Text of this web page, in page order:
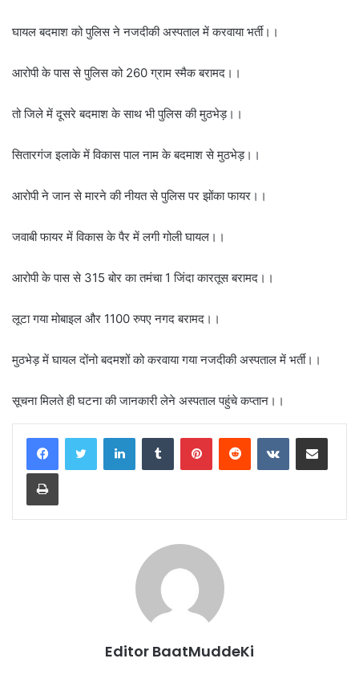
घायल बदमाश को पुलिस ने नजदीकी अस्पताल में करवाया भर्ती।।
आरोपी के पास से पुलिस को 260 ग्राम स्मैक बरामद।।
तो जिले में दूसरे बदमाश के साथ भी पुलिस की मुठभेड़।।
सितारगंज इलाके में विकास पाल नाम के बदमाश से मुठभेड़।।
आरोपी ने जान से मारने की नीयत से पुलिस पर झोंका फायर।।
जवाबी फायर में विकास के पैर में लगी गोली घायल।।
आरोपी के पास से 315 बोर का तमंचा 1 जिंदा कारतूस बरामद।।
लूटा गया मोबाइल और 1100 रुपए नगद बरामद।।
मुठभेड़ में घायल दोंनो बदमशों को करवाया गया नजदीकी अस्पताल में भर्ती।।
सूचना मिलते ही घटना की जानकारी लेने अस्पताल पहुंचे कप्तान।।
LinkedInTumblr PinterestReddit VKontakteShare via Email
Print
Editor BaatMuddeKi